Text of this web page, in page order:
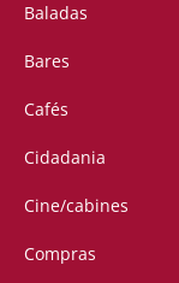
Baladas
Bares
Cafés
Cidadania
Cine/cabines
Compras